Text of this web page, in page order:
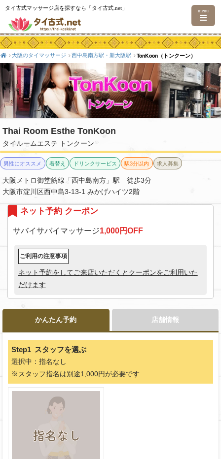
タイ古式マッサージ店を探すなら「タイ古式.net」 menu
大阪のタイマッサージ 西中島南方駅・新大阪駅 TonKoon（トンクーン）
Thai Room Esthe TonKoon
タイルームエステ トンクーン
男性にオススメ 着替え ドリンクサービス 駅3分以内 求人募集
大阪メトロ御堂筋線「西中島南方」駅 徒歩3分
大阪市淀川区西中島3-13-1 みかげハイツ2階
ネット予約 クーポン
サバイサバイマッサージ1,000円OFF
ご利用の注意事項
ネット予約をしてご来店いただくとクーポンをご利用いた
だけます
かんたん予約
Step1 スタッフを選ぶ
選択中：指名なし
※スタッフ指名は別途1,000円が必要です
店舗情報